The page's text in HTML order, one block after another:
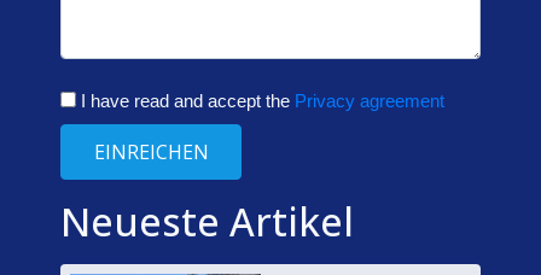
I have read and accept the Privacy agreement
EINREICHEN
Neueste Artikel